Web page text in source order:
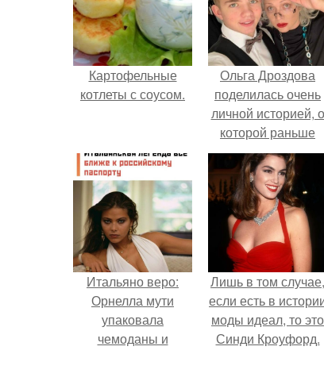
Картофельные
котлеты с соусом.
Ольга Дроздова
поделилась очень
личной историей, о
которой раньше
почти не говорила.
Итальяно веро:
Орнелла мути
упаковала
чемоданы и
Лишь в том случае,
если есть в
моды идеал, то это
Синди Кроуфорд.